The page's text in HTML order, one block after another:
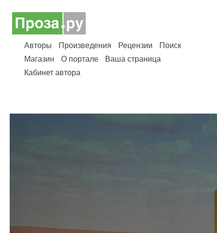
Авторы Произведения Рецензии
Поиск
Магазин
О портале
Ваша страница
Кабинет автора